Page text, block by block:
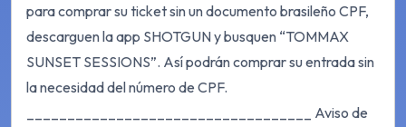
para comprar su ticket sin un documento brasileño CPF,
descarguen la app SHOTGUN y busquen “TOMMAX
SUNSET SESSIONS”. Así podrán comprar su entrada sin
la necesidad del número de CPF.
___________________________________ Aviso de